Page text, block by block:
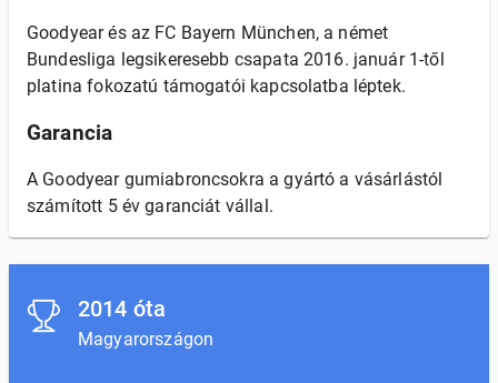
Goodyear és az FC Bayern München, a német
Bundesliga legsikeresebb csapata 2016. január 1-től
platina fokozatú támogatói kapcsolatba léptek.
Garancia
A Goodyear gumiabroncsokra a gyártó a vásárlástól
számított 5 év garanciát vállal.
2014 óta
Magyarországon